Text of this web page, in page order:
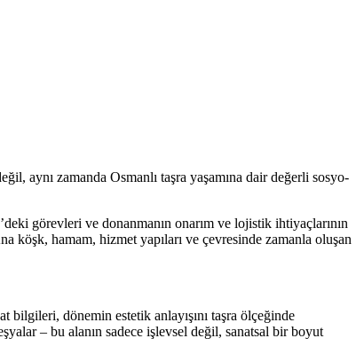
aynı zamanda Osmanlı taşra yaşamına dair değerli sosyo-
görevleri ve donanmanın onarım ve lojistik ihtiyaçlarının
köşk, hamam, hizmet yapıları ve çevresinde zamanla oluşan
dönemin estetik anlayışını taşra ölçeğinde
– bu alanın sadece işlevsel değil, sanatsal bir boyut